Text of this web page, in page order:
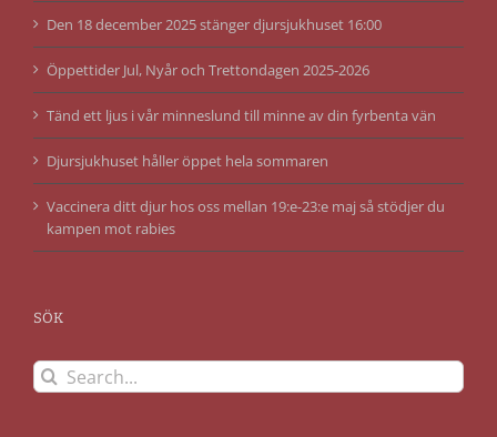
Den 18 december 2025 stänger djursjukhuset 16:00
Öppettider Jul, Nyår och Trettondagen 2025-2026
Tänd ett ljus i vår minneslund till minne av din fyrbenta vän
Djursjukhuset håller öppet hela sommaren
Vaccinera ditt djur hos oss mellan 19:e-23:e maj så stödjer du
kampen mot rabies
SÖK
Search
for: